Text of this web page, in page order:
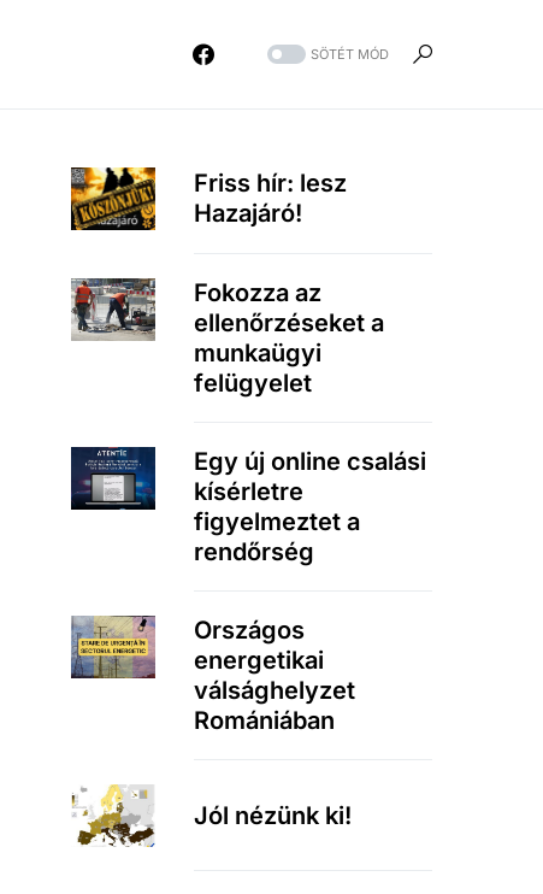
SÖTÉT MÓD
Friss hír: lesz
Hazajáró!
Fokozza az
ellenőrzéseket a
munkaügyi
felügyelet
Egy új online csalási
kísérletre
figyelmeztet a
rendőrség
Országos
energetikai
válsághelyzet
Romániában
Jól nézünk ki!